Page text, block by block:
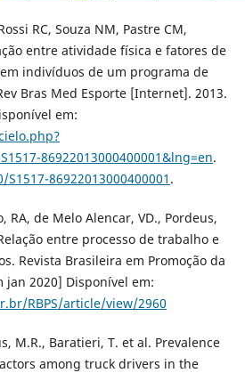
RC, Souza NM, Pastre CM,
entre atividade física e fatores de
indivíduos de um programa de
Bras Med Esporte [Internet]. 2013.
em:
86922013000400001&lng=en.
86922013000400001 .
RA, de Melo Alencar, VD., Pordeus,
entre processo de trabalho e
Revista Brasileira em Promoção da
jan 2020] Disponível em:
RBPS/article/view/2960
M.R., Baratieri, T. et al. Prevalence
among truck drivers in the